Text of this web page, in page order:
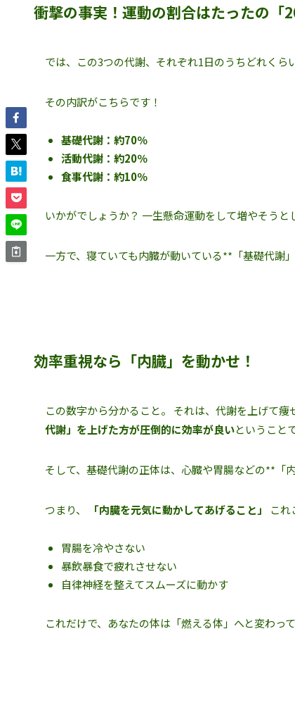
衝撃の事実！運動の割合はたったの「
では、この3つの代謝、それぞれ1日のうちどれくら
その内訳がこちらです！
基礎代謝：約70％
活動代謝：約20％
食事代謝：約10％
いかがでしょうか？ 一生懸命運動をして増やそう
一方で、寝ていても内臓が動いている**「基礎代謝
効率重視なら「内臓」を動かせ！
この数字から分かること。 それは、代謝を上げて
代謝」を上げた方が圧倒的に効率が良いということ
そして、基礎代謝の正体は、心臓や胃腸などの**「
つまり、 「内臓を元気に動かしてあげること」 これ
胃腸を冷やさない
暴飲暴食で疲れさせない
自律神経を整えてスムーズに動かす
これだけで、あなたの体は「燃える体」へと変わって